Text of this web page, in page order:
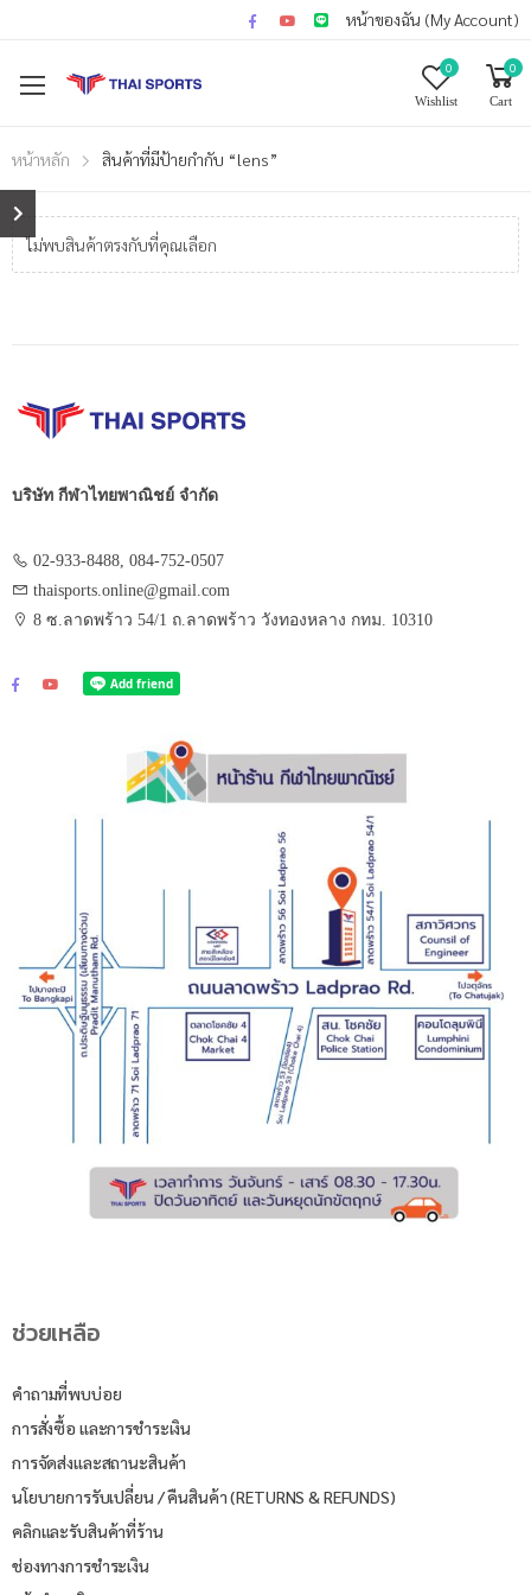
หน้าของฉัน (My Account)
0
Wishlist
0
Cart
หน้าหลัก สินค้าที่มีป้ายกำกับ “lens”
ไม่พบสินค้าตรงกับที่คุณเลือก
บริษัท กีฬาไทยพาณิชย์ จำกัด
02-933-8488, 084-752-0507
thaisports.online@gmail.com
8 ซ.ลาดพร้าว 54/1 ถ.ลาดพร้าว วังทองหลาง กทม. 10310
ช่วยเหลือ
คำถามที่พบบ่อย
การสั่งซื้อ และการชำระเงิน
การจัดส่งและสถานะสินค้า
นโยบายการรับเปลี่ยน / คืนสินค้า (RETURNS & REFUNDS)
คลิกและรับสินค้าที่ร้าน
ช่องทางการชำระเงิน